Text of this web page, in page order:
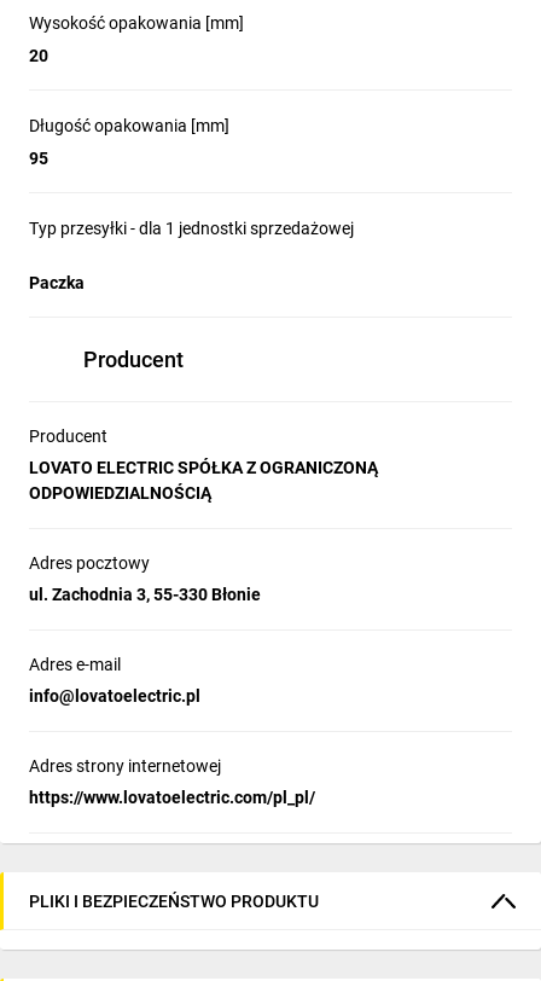
Wysokość opakowania [mm]
20
Długość opakowania [mm]
95
Typ przesyłki - dla 1 jednostki sprzedażowej
Paczka
Producent
Producent
LOVATO ELECTRIC SPÓŁKA Z OGRANICZONĄ
ODPOWIEDZIALNOŚCIĄ
Adres pocztowy
ul. Zachodnia 3, 55-330 Błonie
Adres e-mail
info@lovatoelectric.pl
Adres strony internetowej
https://www.lovatoelectric.com/pl_pl/
PLIKI I BEZPIECZEŃSTWO PRODUKTU